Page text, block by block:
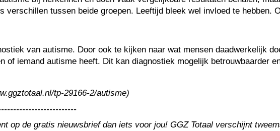
verschillen tussen beide groepen. Leeftijd bleek wel invloed te hebben.
van autisme. Door ook te kijken naar wat mensen daadwerkelijk
of iemand autisme heeft. Dit kan diagnostiek mogelijk betrouwbaarder
tp-29166-2/autisme)
op de gratis nieuwsbrief dan iets voor jou! GGZ Totaal verschijnt